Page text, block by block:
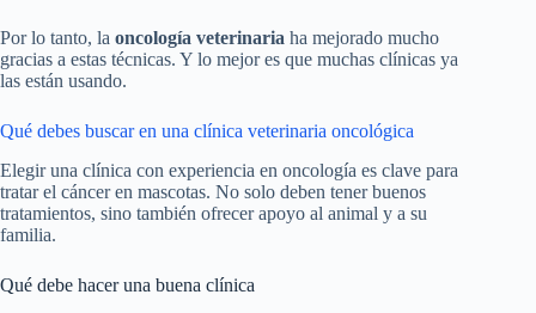
Por lo tanto, la oncología veterinaria ha mejorado mucho
gracias a estas técnicas. Y lo mejor es que muchas clínicas ya
las están usando.
Qué debes buscar en una clínica veterinaria oncológica
Elegir una clínica con experiencia en oncología es clave para
tratar el cáncer en mascotas. No solo deben tener buenos
tratamientos, sino también ofrecer apoyo al animal y a su
familia.
Qué debe hacer una buena clínica